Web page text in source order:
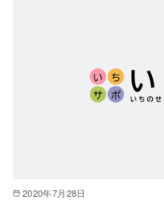
2020年7月28日